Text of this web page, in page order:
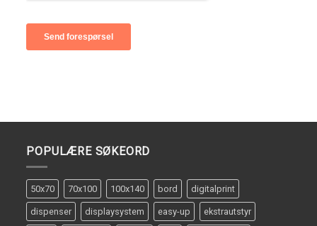
POPULÆRE SØKEORD
50x70 70x100 100x140 bord digitalprint
dispenser displaysystem easy-up ekstrautstyr